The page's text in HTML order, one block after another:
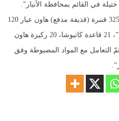
في القائم بمحافظة الأنبار”.
وأوضحت في بيان أنّ “الكدس ضمّ 325 قنبرة (قذيفة مدفع) هاون عيار 120
ملم، 150 صاروخًا مما يُسمّى “جهنم”، 21 قاعدة كاتيوشا، 20 ركيزة هاون
وقد تمّ التعامل مع المواد المضبوطة وفق